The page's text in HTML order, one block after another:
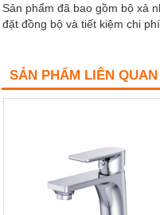
Sản phẩm đã bao gồm bộ xả
đặt đồng bộ và tiết kiệm chi phí
SẢN PHẨM LIÊN QUAN